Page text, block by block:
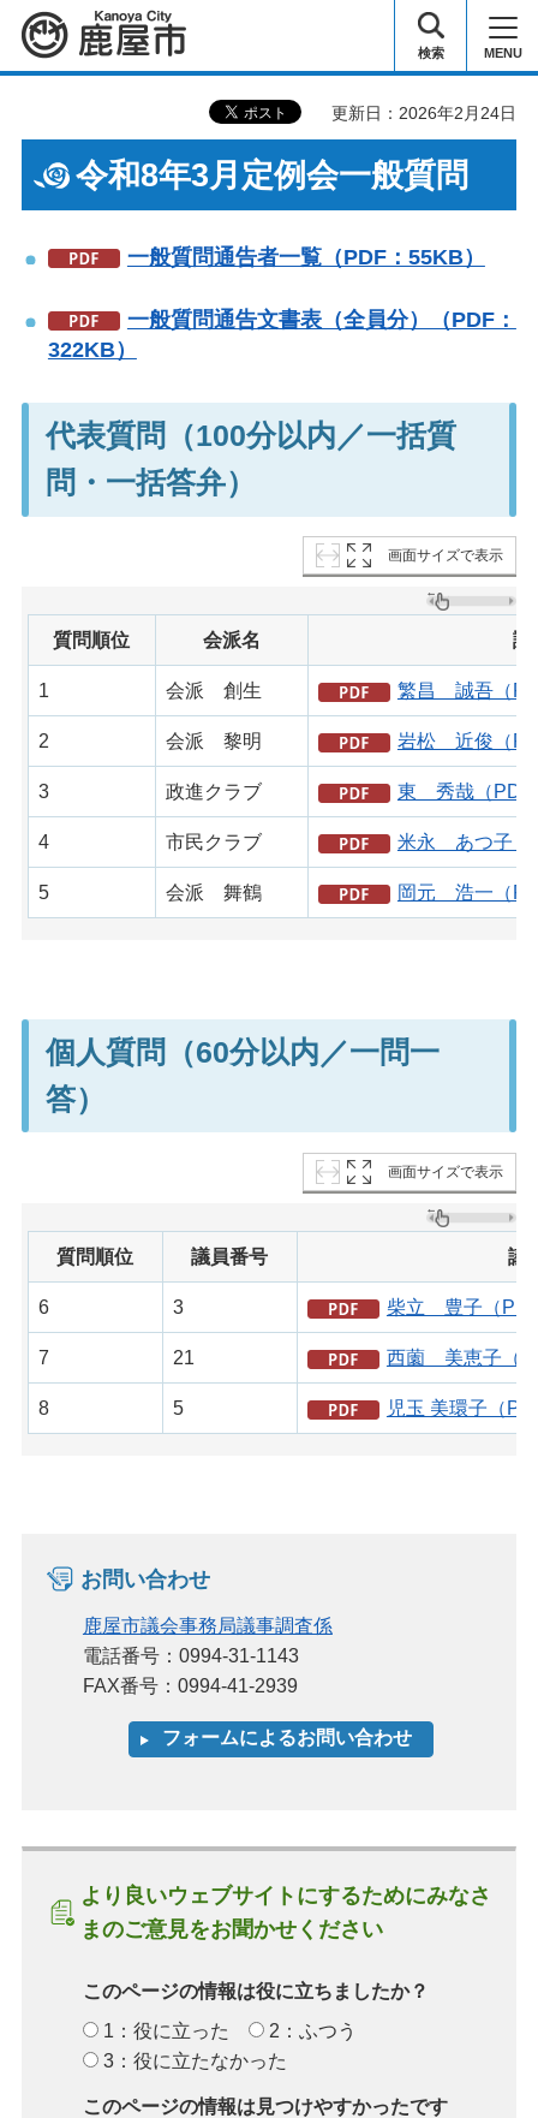
鹿屋市 検索 MENU
更新日：2026年2月24日
令和8年3月定例会一般質問
一般質問通告者一覧（PDF：55KB）
一般質問通告文書表（全員分）（PDF：
322KB）
代表質問（100分以内／一括質
問・一括答弁）
画面サイズで表示
質問順位 会派名 議
1 会派 創生 繁昌 誠吾（
2 会派 黎明 岩松 近俊（
3 政進クラブ 東 秀哉（PDF
4 市民クラブ 米永 あつ子（
5 会派 舞鶴 岡元 浩一（
個人質問（60分以内／一問一
答）
画面サイズで表示
質問順位 議員番号 議
6 3 柴立 豊子（
7 21 西薗 美恵子（
8 5 児玉 美環子（
お問い合わせ
鹿屋市議会事務局議事調査係
電話番号：0994-31-1143
FAX番号：0994-41-2939
より良いウェブサイトにするためにみなさ
まのご意見をお聞かせください
このページの情報は役に立ちましたか？
1：役に立った
2：ふつう
3：役に立たなかった
このページの情報は見つけやすかったです